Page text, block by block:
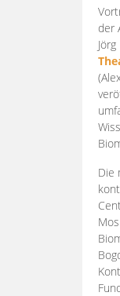
der
Die